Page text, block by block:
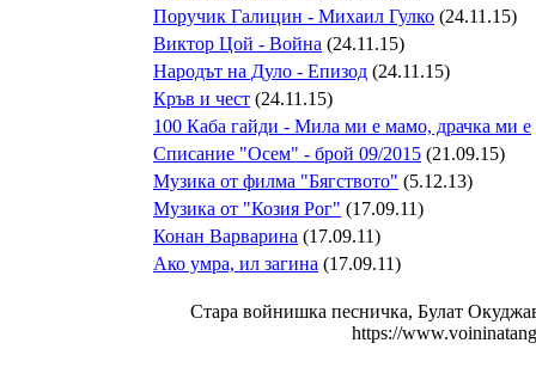
Поручик Галицин - Михаил Гулко (24.11.15)
Виктор Цой - Война (24.11.15)
Народът на Дуло - Епизод (24.11.15)
Кръв и чест (24.11.15)
100 Каба гайди - Мила ми е мамо, драчка ми е
Списание "Осем" - брой 09/2015 (21.09.15)
Музика от филма "Бягството" (5.12.13)
Музика от "Козия Рог" (17.09.11)
Конан Варварина (17.09.11)
Aко умра, ил загина (17.09.11)
Стара войнишка песничка, Булат
https://